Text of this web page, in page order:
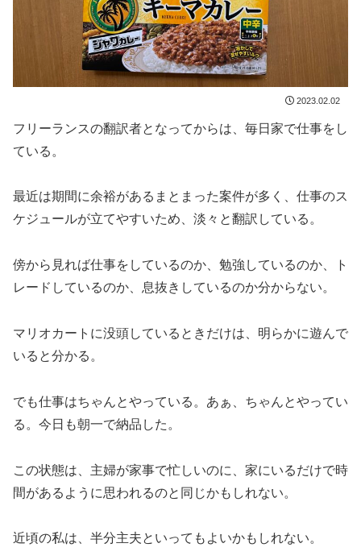
2023.02.02
フリーランスの翻訳者となってからは、毎日家で仕事をし
ている。
最近は期間に余裕があるまとまった案件が多く、仕事のス
ケジュールが立てやすいため、淡々と翻訳している。
傍から見れば仕事をしているのか、勉強しているのか、ト
レードしているのか、息抜きしているのか分からない。
マリオカートに没頭しているときだけは、明らかに遊んで
いると分かる。
でも仕事はちゃんとやっている。あぁ、ちゃんとやってい
る。今日も朝一で納品した。
この状態は、主婦が家事で忙しいのに、家にいるだけで時
間があるように思われるのと同じかもしれない。
近頃の私は、半分主夫といってもよいかもしれない。